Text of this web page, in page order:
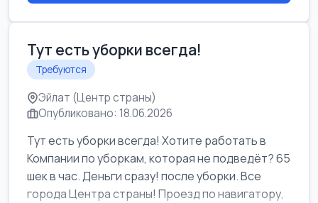
Тут есть уборки всегда!
Требуются
Эйлат (Центр страны)
Опубликовано: 18.06.2026
Тут есть уборки всегда! Хотите работать в
Компании по уборкам, которая не подведёт? 65
шек в час. Деньги сразу! после уборки. Все
города Центра страны! Проезд по навигатору,